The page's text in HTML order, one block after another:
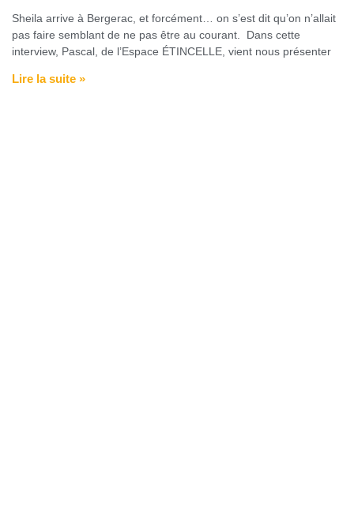
Sheila arrive à Bergerac, et forcément… on s’est dit qu’on n’allait
pas faire semblant de ne pas être au courant. Dans cette
interview, Pascal, de l’Espace ÉTINCELLE, vient nous présenter
Lire la suite »